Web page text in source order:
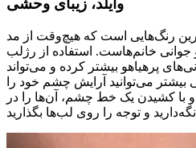
وایلد، زیبای وحشی
رنگ‌هایی است که هیچ‌وقت از مد
جوانی خانم‌هاست. استفاده از رژلب
پرهیاهو بیشتر کرده و می‌تواند
بیشتر می‌توانید آرایش چشم خود را
و با کشیدن یک خط چشم، آن‌ها را در